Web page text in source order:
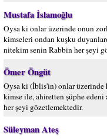
Mustafa İslamoğlu
Oysa ki onlar üzerinde onun
kimseleri ondan kuşku
nitekim senin Rabbin her şeyi
Ömer Öngüt
Oysa ki (İblis'in) onlar
kimse ile, ahiretten şüphe
her şeyi gözetlemektedir.
Süleyman Ateş